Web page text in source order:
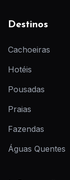
Destinos
Cachoeiras
Hotéis
Pousadas
Praias
Fazendas
Águas Quentes